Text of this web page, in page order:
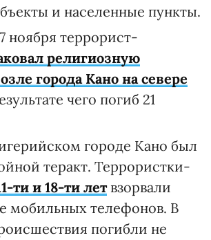
и населенные пункты.
ноября террорист-
религиозную
города Кано на севере
чего погиб 21
городе Кано был
теракт. Террористки-
ти и 18-ти летвзорвали
мобильных телефонов. В
погибли не